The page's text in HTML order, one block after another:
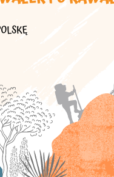
rozpoczęto w 1609 r.,
ma okazałą
kiedy istniała tu przeprawa do
kościół św. Stanisława Biskupa i